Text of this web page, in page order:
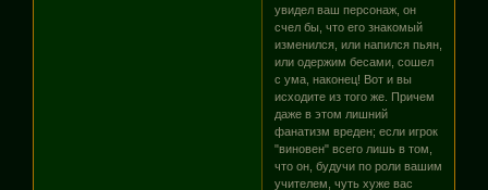
увидел ваш персонаж, он
счел бы, что его знакомый
изменился, или напился пьян,
или одержим бесами, сошел
с ума, наконец! Вот и вы
исходите из того же. Причем
даже в этом лишний
фанатизм вреден; если игрок
"виновен" всего лишь в том,
что он, будучи по роли вашим
учителем, чуть хуже вас